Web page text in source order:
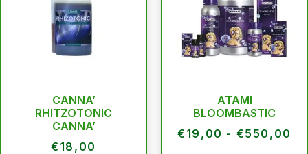
CANNA’
RHITZOTONIC
CANNA’
€ 18,00
ATAMI
BLOOMBASTIC
€ 19,00 - €550,00